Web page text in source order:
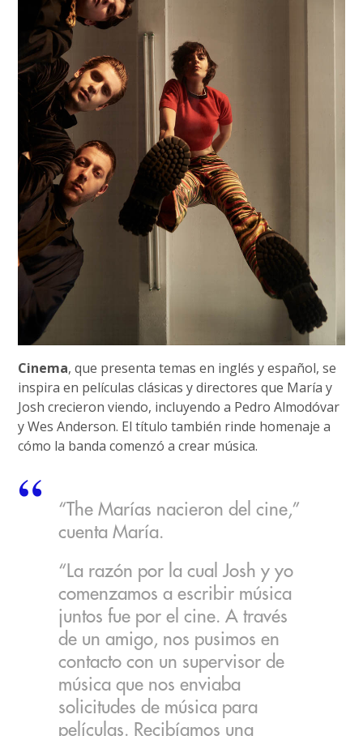
Cinema, que presenta temas en inglés y español, se
inspira en películas clásicas y directores que María y
Josh crecieron viendo, incluyendo a Pedro Almodóvar
y Wes Anderson. El título también rinde homenaje a
cómo la banda comenzó a crear música.
“The Marías nacieron del cine,”
cuenta María.
“La razón por la cual Josh y yo
comenzamos a escribir música
juntos fue por el cine. A través
de un amigo, nos pusimos en
contacto con un supervisor de
música que nos enviaba
solicitudes de música para
películas. Recibíamos una